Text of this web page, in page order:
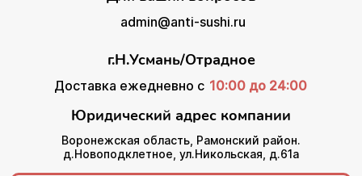
admin@anti-sushi.ru
г.Н.Усмань/Отрадное
Доставка ежедневно с 10:00 до 24:00
Юридический адрес компании
Воронежская область, Рамонский район.
д.Новоподклетное, ул.Никольская, д.61а